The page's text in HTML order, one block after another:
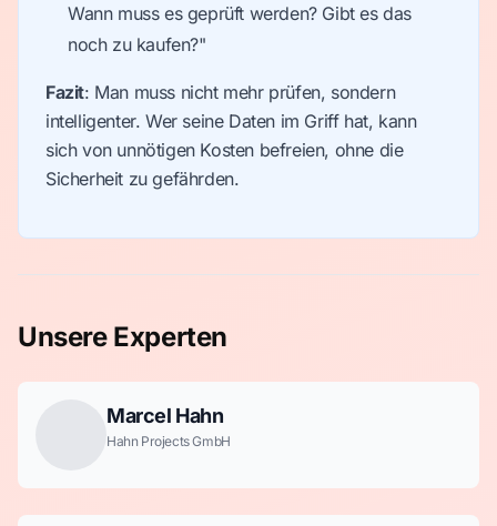
Wann muss es geprüft werden? Gibt es das
noch zu kaufen?"
Fazit: Man muss nicht mehr prüfen, sondern
intelligenter. Wer seine Daten im Griff hat, kann
sich von unnötigen Kosten befreien, ohne die
Sicherheit zu gefährden.
Unsere Experten
Marcel Hahn
Hahn Projects GmbH